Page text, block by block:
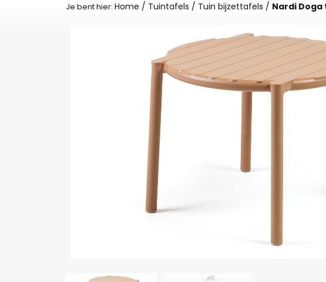
e
z
o
e
k
e
Je bent hier: Home / Tuintafels / Tuin bijzettafels / Nardi